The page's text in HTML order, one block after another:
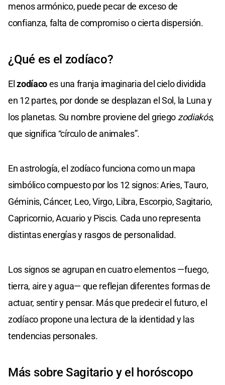
menos armónico, puede pecar de exceso de
confianza, falta de compromiso o cierta dispersión.
¿Qué es el zodíaco?
Elzodíacoes una franja imaginaria del cielo dividida
en 12 partes, por donde se desplazan el Sol, la Luna y
los planetas. Su nombre proviene del griego zodiakós,
que significa “círculo de animales”.
En astrología, el zodíaco funciona como un mapa
simbólico compuesto por los 12 signos: Aries, Tauro,
Géminis, Cáncer, Leo, Virgo, Libra, Escorpio, Sagitario,
Capricornio, Acuario y Piscis. Cada uno representa
distintas energías y rasgos de personalidad.
Los signos se agrupan en cuatro elementos —fuego,
tierra, aire y agua— que reflejan diferentes formas de
actuar, sentir y pensar. Más que predecir el futuro, el
zodíaco propone una lectura de la identidad y las
tendencias personales.
Más sobre Sagitario y el horóscopo